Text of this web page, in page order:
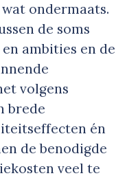
ondermaats.
de soms
ambities en de
volgens
brede
én
de benodigde
veel te